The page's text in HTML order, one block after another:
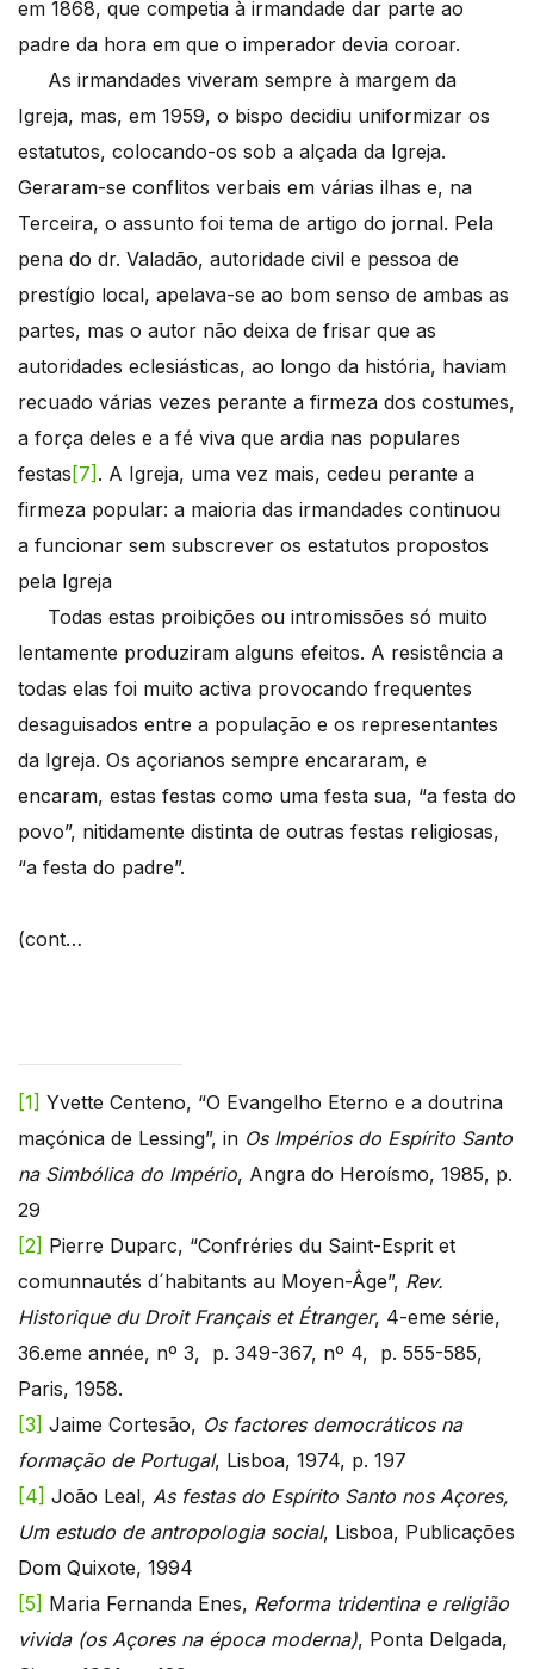
em 1868, que competia à irmandade dar parte ao
padre da hora em que o imperador devia coroar.
As irmandades viveram sempre à margem da
Igreja, mas, em 1959, o bispo decidiu uniformizar os
estatutos, colocando-os sob a alçada da Igreja.
Geraram-se conflitos verbais em várias ilhas e, na
Terceira, o assunto foi tema de artigo do jornal. Pela
pena do dr. Valadão, autoridade civil e pessoa de
prestígio local, apelava-se ao bom senso de ambas as
partes, mas o autor não deixa de frisar que as
autoridades eclesiásticas, ao longo da história, haviam
recuado várias vezes perante a firmeza dos costumes,
a força deles e a fé viva que ardia nas populares
festas [7] . A Igreja, uma vez mais, cedeu perante a
firmeza popular: a maioria das irmandades continuou
a funcionar sem subscrever os estatutos propostos
pela Igreja
Todas estas proibições ou intromissões só muito
lentamente produziram alguns efeitos. A resistência a
todas elas foi muito activa provocando frequentes
desaguisados entre a população e os representantes
da Igreja. Os açorianos sempre encararam, e
encaram, estas festas como uma festa sua, “a festa do
povo”, nitidamente distinta de outras festas religiosas,
“a festa do padre”.
(cont…
[1] Yvette Centeno, “O Evangelho Eterno e a doutrina
maçónica de Lessing”, in Os Impérios do Espírito Santo
na Simbólica do Império, Angra do Heroísmo, 1985, p.
29
[2] Pierre Duparc, “Confréries du Saint-Esprit et
comunnautés d´habitants au Moyen-Âge”, Rev.
Historique du Droit Français et Étranger, 4-eme série,
36.eme année, nº 3, p. 349-367, nº 4, p. 555-585,
Paris, 1958.
[3] Jaime Cortesão, Os factores democráticos na
formação de Portugal, Lisboa, 1974, p. 197
[4] João Leal, As festas do Espírito Santo nos Açores,
Um estudo de antropologia social, Lisboa, Publicações
Dom Quixote, 1994
[5] Maria Fernanda Enes, Reforma tridentina e religião
vivida (os Açores na época moderna), Ponta Delgada,